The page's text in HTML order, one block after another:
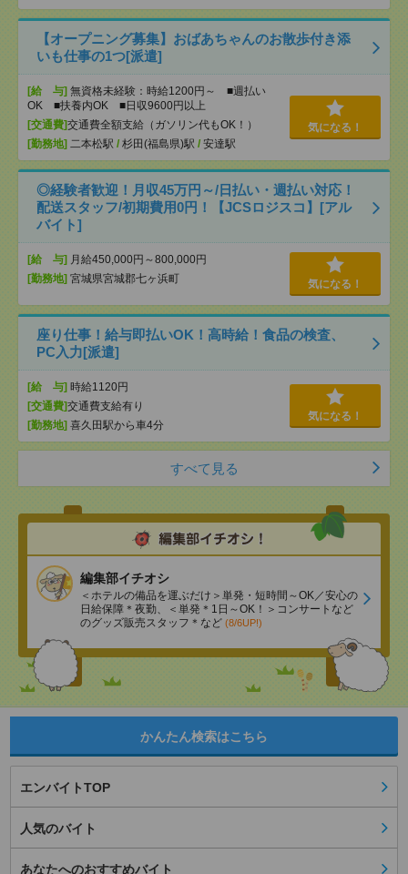
【オープニング募集】おばあちゃんのお散歩付き添
いも仕事の1つ[派遣]
[給 与] 無資格未経験：時給1200円～ ■週払い
OK ■扶養内OK ■日収9600円以上
[交通費]交通費全額支給（ガソリン代もOK！）
[勤務地] 二本松駅 / 杉田(福島県)駅 / 安達駅
気になる！
◎経験者歓迎！月収45万円～/日払い・週払い対応！
配送スタッフ/初期費用0円！【JCSロジスコ】[アル
バイト]
[給 与] 月給450,000円～800,000円
[勤務地] 宮城県宮城郡七ヶ浜町 気になる！
座り仕事！給与即払いOK！高時給！食品の検査、
PC入力[派遣]
[給 与] 時給1120円
[交通費]交通費支給有り
[勤務地] 喜久田駅から車4分
気になる！
すべて見る
編集部イチオシ
＜ホテルの備品を運ぶだけ＞単発・短時間～OK／安心の
日給保障＊夜勤、＜単発＊1日～OK！＞コンサートなど
のグッズ販売スタッフ＊など (8/6UP!)
かんたん検索はこちら
エンバイトTOP
人気のバイト
あなたへのおすすめバイト